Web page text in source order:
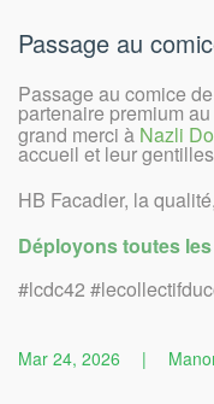
Passage au
Passage au comice
partenaire premium
grand merci à Nazli
accueil et leur
HB Facadier, la
Déployons toutes
#lcdc42
Mar 24, 2026 |